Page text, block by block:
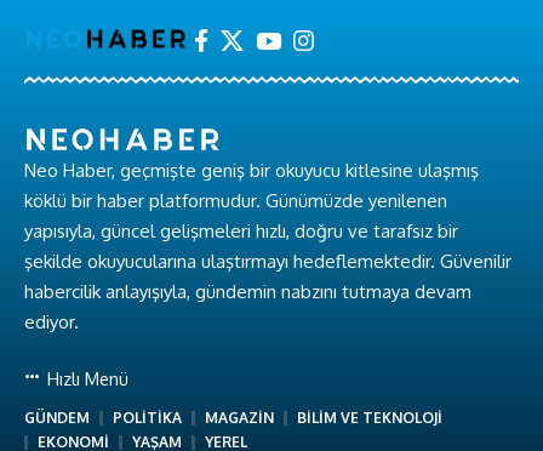
Neo Haber, geçmişte geniş bir okuyucu kitlesine ulaşmış
köklü bir haber platformudur. Günümüzde yenilenen
yapısıyla, güncel gelişmeleri hızlı, doğru ve tarafsız bir
şekilde okuyucularına ulaştırmayı hedeflemektedir. Güvenilir
habercilik anlayışıyla, gündemin nabzını tutmaya devam
ediyor.
Hızlı Menü
GÜNDEM POLİTİKA MAGAZİN
BİLİM VE TEKNOLOJİ
EKONOMİ
YAŞAM YEREL